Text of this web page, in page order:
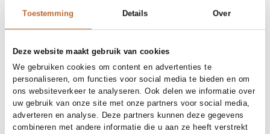
Toestemming Details Over
Deze website maakt gebruik van cookies
We gebruiken cookies om content en advertenties te
personaliseren, om functies voor social media te bieden en om
ons websiteverkeer te analyseren. Ook delen we informatie over
uw gebruik van onze site met onze partners voor social media,
adverteren en analyse. Deze partners kunnen deze gegevens
combineren met andere informatie die u aan ze heeft verstrekt